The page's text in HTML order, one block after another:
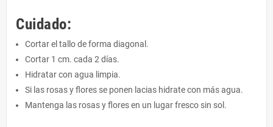
Cuidado:
Cortar el tallo de forma diagonal.
Cortar 1 cm. cada 2 días.
Hidratar con agua limpia.
Si las rosas y flores se ponen lacias hidrate con más agua.
Mantenga las rosas y flores en un lugar fresco sin sol.